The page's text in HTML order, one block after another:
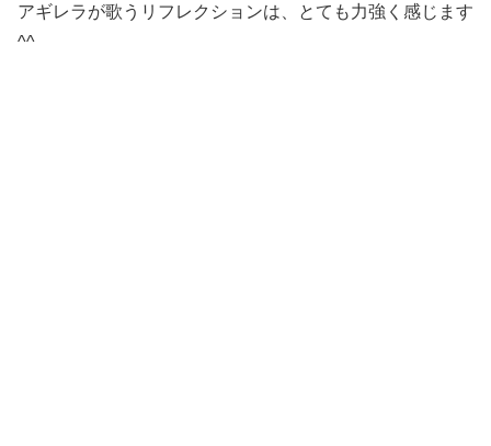
アギレラが歌うリフレクションは、とても力強く感じます
^^